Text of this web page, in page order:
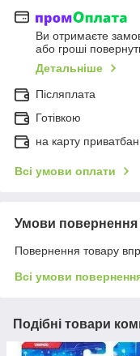
Ви отримаєте
або гроші
Детальніше
Післяплата
Готівкою
на карту
Всі умови оплати
Умови повернення
Повернення товару
Всі умови
Подібні товари